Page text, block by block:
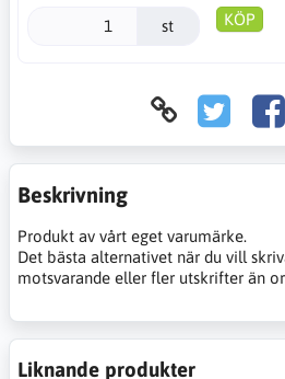
st KÖP
Beskrivning
Produkt av vårt eget varumärke.
Det bästa alternativet när du vill
motsvarande eller fler utskrifter än
Liknande produkter